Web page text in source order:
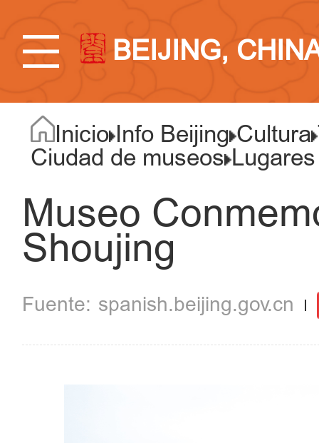
BEIJING,
Inicio Info Beijing Cultura
Ciudad de museos Lugares
Museo
Shoujing
spanish.beijing.gov.cn